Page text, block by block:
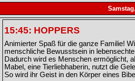
15:45: HOPPERS
Animierter Spaß für die ganze Familie!
menschliche Bewusstsein in
Dadurch wird es Menschen ermöglicht,
Mabel, eine Tierliebhaberin, nutzt die
So wird ihr Geist in den Körper eines